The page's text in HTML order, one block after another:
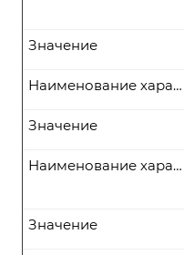
Значение
Наименование характеристики
Значение
Наименование характеристики
Значение